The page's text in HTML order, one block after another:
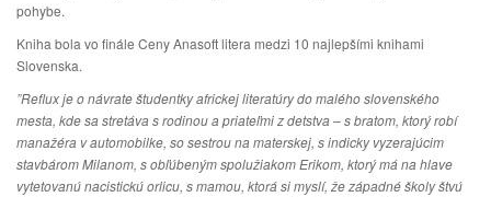
pohybe.
Kniha bola vo finále Ceny Anasoft litera medzi 10 najlepšími knihami
Slovenska.
”Reflux je o návrate študentky africkej literatúry do malého slovenského
mesta, kde sa stretáva s rodinou a priateľmi z detstva – s bratom, ktorý robí
manažéra v automobilke, so sestrou na materskej, s indicky vyzerajúcim
stavbárom Milanom, s obľúbeným spolužiakom Erikom, ktorý má na hlave
vytetovanú nacistickú orlicu, s mamou, ktorá si myslí, že západné školy štvú